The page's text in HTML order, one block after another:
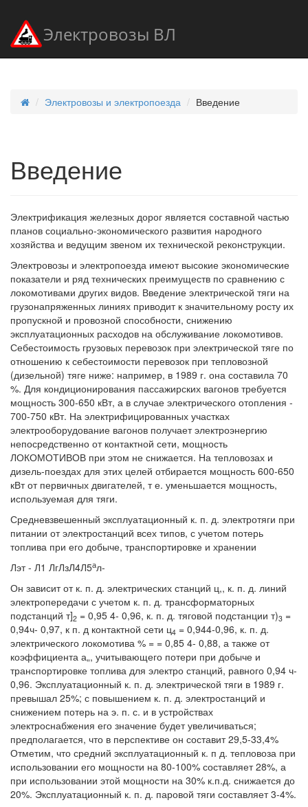
Электровозы ВЛ
Электровозы и электропоезда Введение
Введение
Электрификация железных дорог является составной частью
планов социально-экономического развития народного
хозяйства и ведущим звеном их технической реконструкции.
Электровозы и электропоезда имеют высокие экономические
показатели и ряд технических преимуществ по сравнению с
локомотивами других видов. Введение электрической тяги на
грузонапряженных линиях приводит к значительному росту их
пропускной и провозной способности, снижению
эксплуатационных расходов на обслуживание локомотивов.
Себестоимость грузовых перевозок при электрической тяге по
отношению к себестоимости перевозок при тепловозной
(дизельной) тяге ниже: например, в 1989 г. она составила 70
%. Для кондиционирования пассажирских вагонов требуется
мощность 300-650 кВт, а в случае электрического отопления -
700-750 кВт. На электрифицированных участках
электрооборудование вагонов получает электроэнергию
непосредственно от контактной сети, мощность
ЛОКОМОТИВОВ при этом не снижается. На тепловозах и
дизель-поездах для этих целей отбирается мощность 600-650
кВт от первичных двигателей, т е. уменьшается мощность,
используемая для тяги.
Средневзвешенный эксплуатационный к. п. д. электротяги при
питании от электростанций всех типов, с учетом потерь
топлива при его добыче, транспортировке и хранении
Лэт - Л1 ЛгЛзЛ4Л5ал-
Он зависит от к. п. д. электрических станций ц,, к. п. д. линий
электропередачи с учетом к. п. д. трансформаторных
подстанций т]2 = 0,95 4- 0,96, к. п. д. тяговой подстанции т)3 =
0,94ч- 0,97, к п. д контактной сети ц4 = 0,944-0,96, к. п. д.
электрического локомотива % = = 0,85 4- 0,88, а также от
коэффициента а„, учитывающего потери при добыче и
транспортировке топлива для электро станций, равного 0,94 ч-
0,96. Эксплуатационный к. п. д. электрической тяги в 1989 г.
превышал 25%; с повышением к. п. д. электростанций и
снижением потерь на э. п. с. и в устройствах
электроснабжения его значение будет увеличиваться;
предполагается, что в перспективе он составит 29,5-33,4%
Отметим, что средний эксплуатационный к. п д. тепловоза при
использовании его мощности на 80-100% составляет 28%, а
при использовании этой мощности на 30% к.п.д. снижается до
20%. Эксплуатационный к. п. д. паровой тяги составляет 3-4%.